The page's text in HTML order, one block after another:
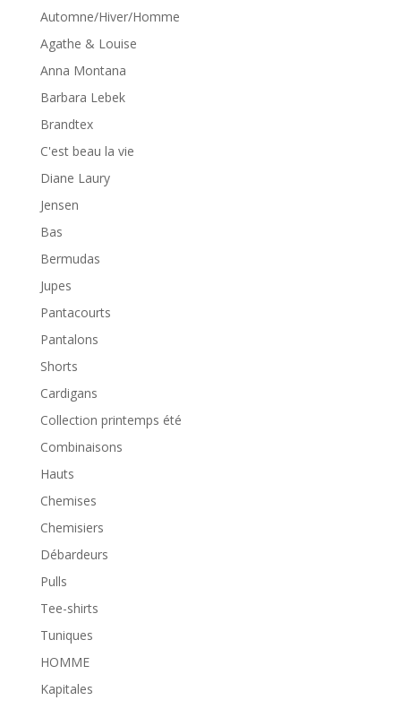
Automne/Hiver/Homme
Agathe & Louise
Anna Montana
Barbara Lebek
Brandtex
C'est beau la vie
Diane Laury
Jensen
Bas
Bermudas
Jupes
Pantacourts
Pantalons
Shorts
Cardigans
Collection printemps été
Combinaisons
Hauts
Chemises
Chemisiers
Débardeurs
Pulls
Tee-shirts
Tuniques
HOMME
Kapitales